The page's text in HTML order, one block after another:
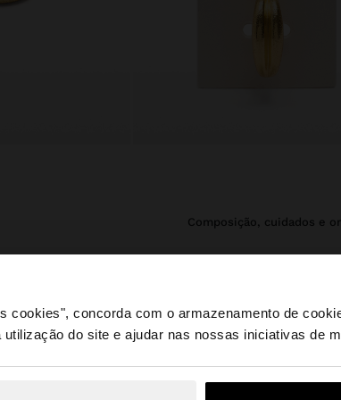
cookies", concorda com o armazenamento de
do site e ajudar nas nossas iniciativas de
a partir de Portugal. Deseja navegar no nosso
um
evitar o
brilho e o
de prata vai
para ocasiões
composição, cuidados e
Peso: 3.72gr